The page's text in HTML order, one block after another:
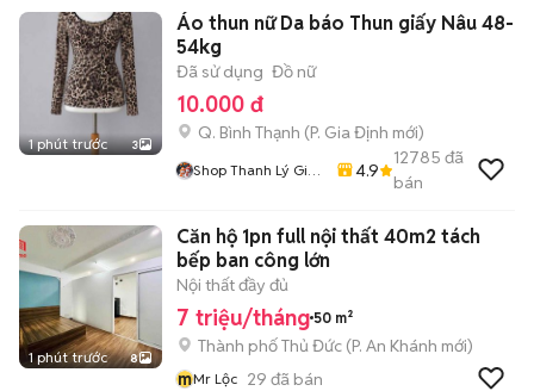
1 phút trước 3
Áo thun nữ Da báo Thun giấy Nâu 48-
54kg
Đã sử dụng Đồ nữ
10.000 đ
Q. Bình Thạnh (P. Gia Định mới)
Shop Thanh Lý Giá
4.9
12785 đã
bán
1 phút trước 8
Căn hộ 1pn full nội thất 40m2 tách
bếp ban công lớn
Nội thất đầy đủ
7 triệu/tháng 50 m²
Thành phố Thủ Đức (P. An Khánh mới)
mMr Lộc 29 đã bán